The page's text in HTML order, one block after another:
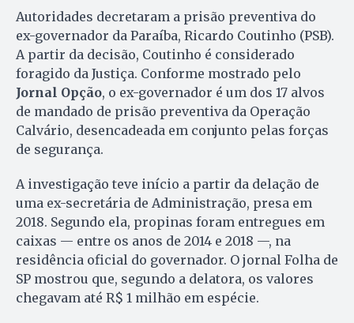
Autoridades decretaram a prisão preventiva do
ex-governador da Paraíba, Ricardo Coutinho (PSB).
A partir da decisão, Coutinho é considerado
foragido da Justiça. Conforme mostrado pelo
Jornal Opção, o ex-governador é um dos 17 alvos
de mandado de prisão preventiva da Operação
Calvário, desencadeada em conjunto pelas forças
de segurança.
A investigação teve início a partir da delação de
uma ex-secretária de Administração, presa em
2018. Segundo ela, propinas foram entregues em
caixas — entre os anos de 2014 e 2018 —, na
residência oficial do governador. O jornal Folha de
SP mostrou que, segundo a delatora, os valores
chegavam até R$ 1 milhão em espécie.